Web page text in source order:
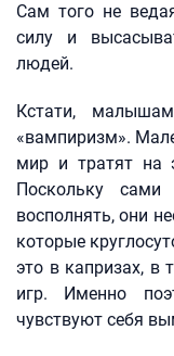
Сам того не
силу и
людей.
Кстати,
«вампиризм».
мир и тратят на
Поскольку
восполнять, они
которые
это в капризах, в
игр. Именно
чувствуют себя